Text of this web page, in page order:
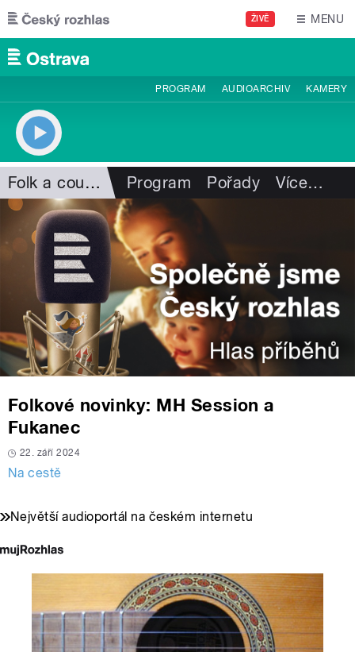
Přejít k hlavnímu obsahu
ŽIVĚ MENU
PROGRAM AUDIOARCHIV KAMERY
Folk a country Program Pořady Více…
Folkové novinky: MH Session a
Fukanec
22. září 2024
Na cestě
Největší audioportál na českém internetu